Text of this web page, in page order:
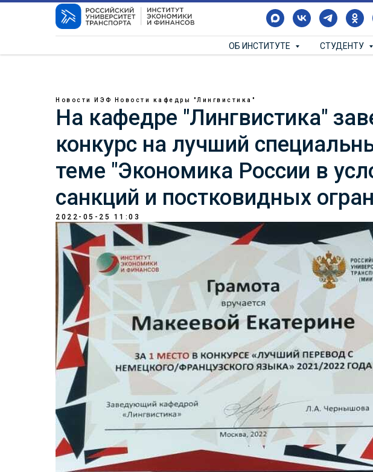
ОБ ИНСТИТУТЕ СТУДЕНТУ
Новости ИЭФ Новости кафедры "Лингвистика"
На кафедре "Лингвистика"
конкурс на лучший
теме "Экономика России в
санкций и постковидных
2022-05-25 11:03